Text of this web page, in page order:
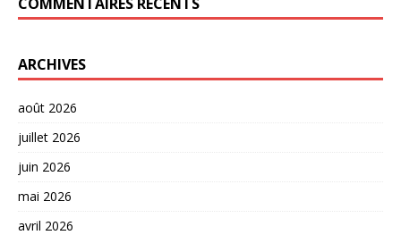
ARCHIVES
août 2026
juillet 2026
juin 2026
mai 2026
avril 2026